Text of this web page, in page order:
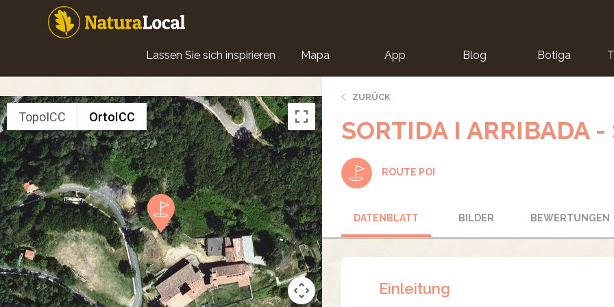
Main
navigation
Lassen Sie sich inspirieren Mapa App Blog Botiga
TopoICC OrtoICC
ZURÜCK
SORTIDA I ARRIBADA -
ROUTE POI
DATENBLATT BILDER BEWERTUNGEN
Einleitung